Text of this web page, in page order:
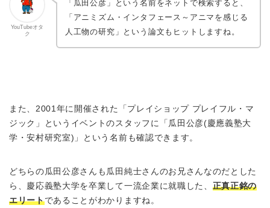
YouTubeオタ
ク
「瓜田公彦」という名前をネットで検索すると、
「アニミズム・インタフェース～アニマを感じる
人工物の研究」という論文もヒットしますね。
また、2001年に開催された「プレイショップ プレイフル・マ
ジック」というイベントのスタッフに「瓜田公彦(慶應義塾大
学・安村研究室)」という名前も確認できます。
どちらの瓜田公彦さんも瓜田純士さんのお兄さんなのだとした
ら、慶応義塾大学を卒業して一流企業に就職した、 正真正銘の
エリートであることがわかりますね。